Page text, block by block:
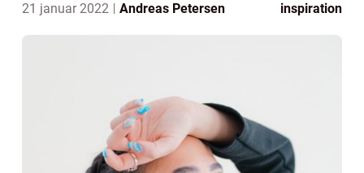
21 januar 2022 Andreas Petersen inspiration